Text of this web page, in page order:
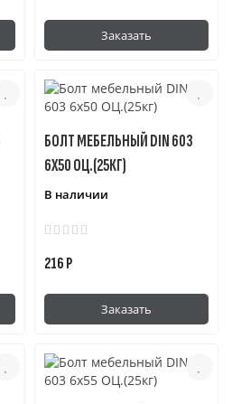
Заказать
БОЛТ МЕБЕЛЬНЫЙ DIN 603
6Х50 ОЦ.(25КГ)
В наличии
216 Р
Заказать